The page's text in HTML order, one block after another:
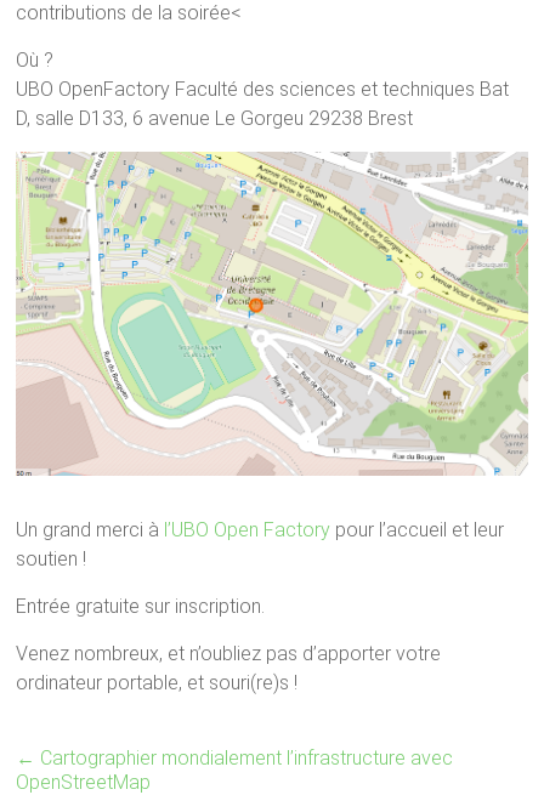
contributions de la soirée<
Où ?
UBO OpenFactory Faculté des sciences et techniques Bat
D, salle D133, 6 avenue Le Gorgeu 29238 Brest
Un grand merci à l’UBO Open Factory pour l’accueil et leur
soutien !
Entrée gratuite sur inscription.
Venez nombreux, et n’oubliez pas d’apporter votre
ordinateur portable, et souri(re)s !
← Cartographier mondialement l’infrastructure avec
OpenStreetMap